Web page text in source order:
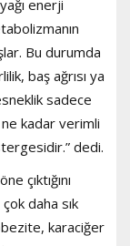
enerji
Bu durumda
baş ağrısı ya
sadece
kadar verimli
dedi.
çıktığını
daha sık
karaciğer